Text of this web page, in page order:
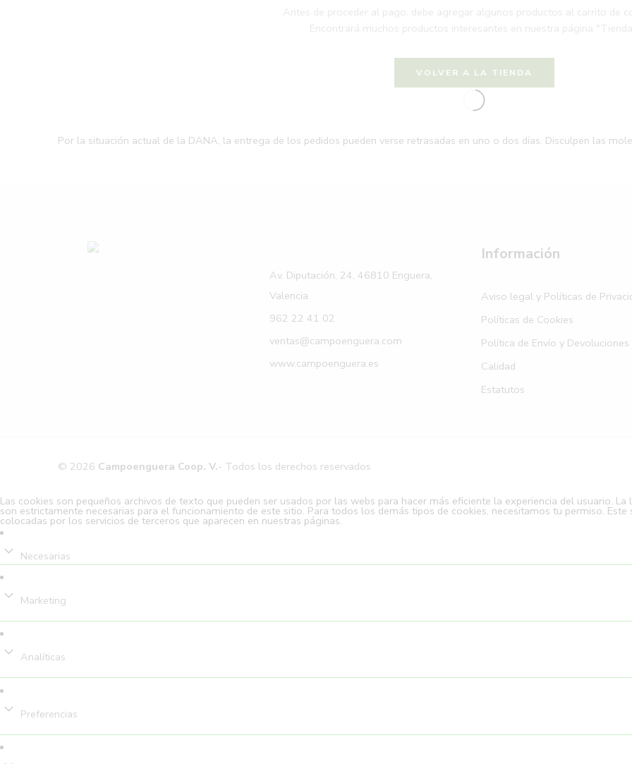
Antes de proceder al pago, debe agregar algunos productos al carrito de
Encontrará muchos productos interesantes en nuestra página
VOLVER A LA TIENDA
Por la situación actual de la DANA, la entrega de los pedidos pueden verse retrasadas en uno o dos días. Disculpen las
Av. Diputación, 24, 46810 Enguera,
Valencia
962 22 41 02
ventas@campoenguera.com
www.campoenguera.es
Información
Aviso legal y Políticas de
Políticas de Cookies
Política de Envío y Devoluciones
Calidad
Estatutos
© 2026 Campoenguera Coop. V.- Todos los derechos reservados
Las cookies son pequeños archivos de texto que pueden ser usados por las webs para hacer más eficiente la experiencia del usuario.
son estrictamente necesarias para el funcionamiento de este sitio. Para todos los demás tipos de cookies, necesitamos tu permiso.
colocadas por los servicios de terceros que aparecen en nuestras páginas.
Necesarias
Marketing
Analíticas
Preferencias